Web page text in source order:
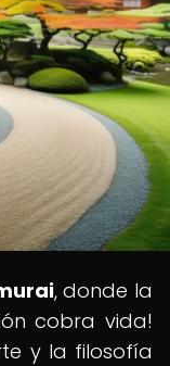
, donde la
cobra vida!
y la filosofía